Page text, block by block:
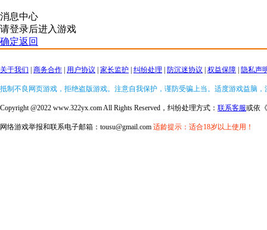
消息中心
请登录后进入游戏
确定返回
关于我们 商务合作 用户协议 家长监护 纠纷处理 防沉迷协议 权益保障 隐私声
抵制不良网页游戏，拒绝盗版游戏。注意自我保护，谨防受骗上当。适度游戏益脑
Copyright @2022 www.322yx.com All Rights Reserved，纠纷处理方式： 联系客服或依《
网络游戏举报和联系电子邮箱：tousu@gmail.com 适龄提示：适合18岁以上使用！